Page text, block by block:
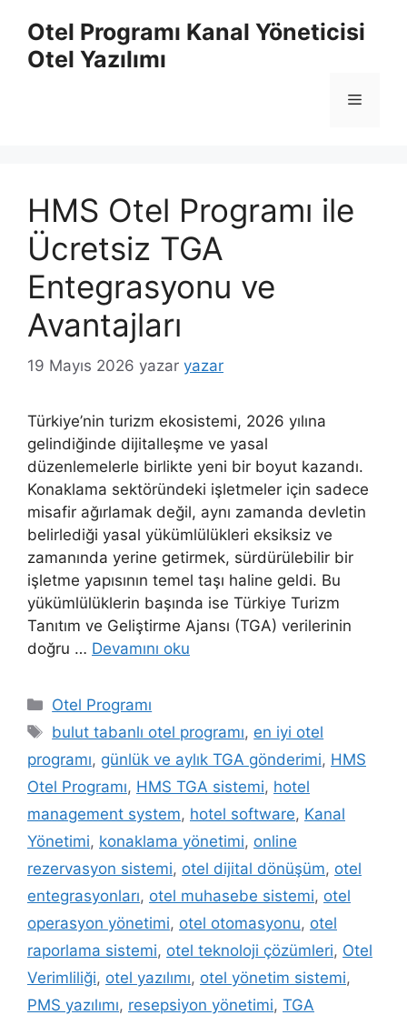
Otel Programı Kanal Yöneticisi
Otel Yazılımı
Menü
HMS Otel Programı ile
Ücretsiz TGA
Entegrasyonu ve
Avantajları
19 Mayıs 2026 yazar yazar
Türkiye’nin turizm ekosistemi, 2026 yılına
gelindiğinde dijitalleşme ve yasal
düzenlemelerle birlikte yeni bir boyut kazandı.
Konaklama sektöründeki işletmeler için sadece
misafir ağırlamak değil, aynı zamanda devletin
belirlediği yasal yükümlülükleri eksiksiz ve
zamanında yerine getirmek, sürdürülebilir bir
işletme yapısının temel taşı haline geldi. Bu
yükümlülüklerin başında ise Türkiye Turizm
Tanıtım ve Geliştirme Ajansı (TGA) verilerinin
doğru … Devamını oku
Kategoriler
Otel Programı
Etiketler
bulut tabanlı otel programı, en iyi otel
programı, günlük ve aylık TGA gönderimi, HMS
Otel Programı, HMS TGA sistemi, hotel
management system, hotel software, Kanal
Yönetimi, konaklama yönetimi, online
rezervasyon sistemi, otel dijital dönüşüm, otel
entegrasyonları, otel muhasebe sistemi, otel
operasyon yönetimi, otel otomasyonu, otel
raporlama sistemi, otel teknoloji çözümleri, Otel
Verimliliği, otel yazılımı, otel yönetim sistemi,
PMS yazılımı, resepsiyon yönetimi, TGA